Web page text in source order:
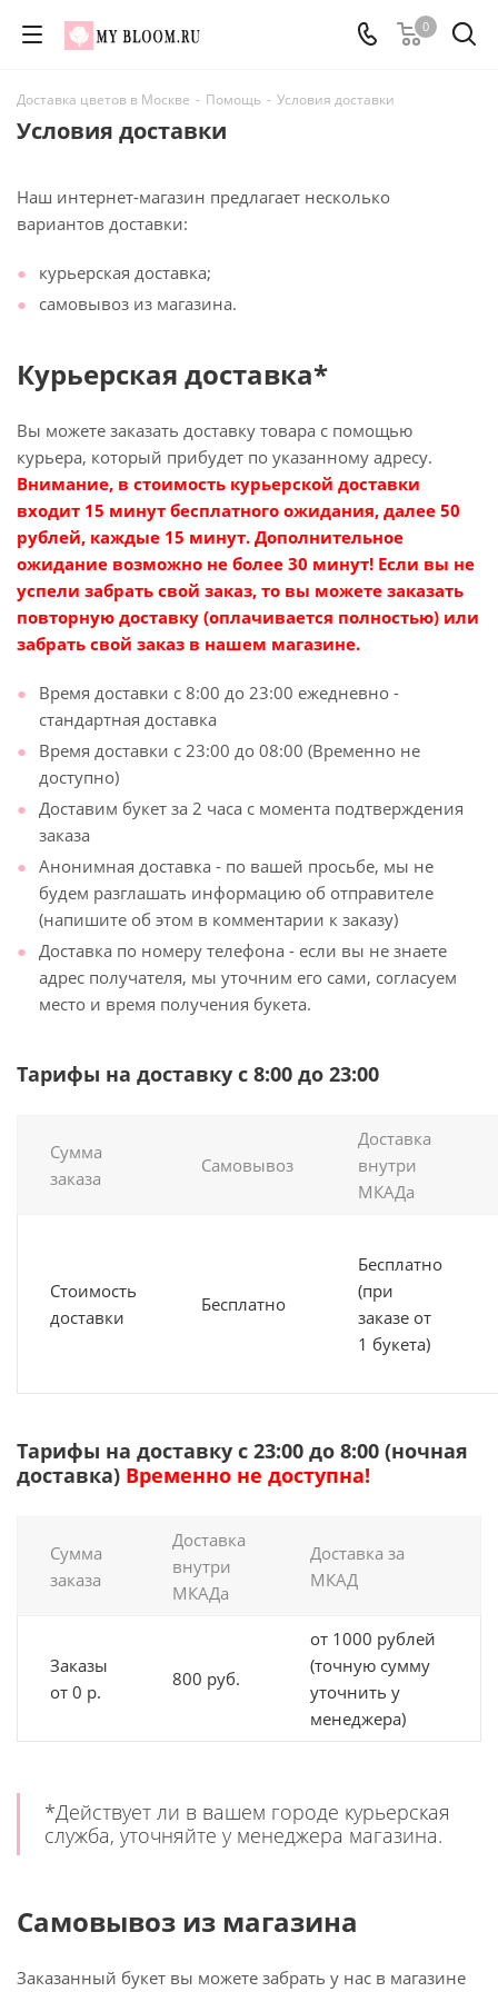
0
Доставка цветов в Москве - Помощь - Условия доставки
Условия доставки
Наш интернет-магазин предлагает несколько
вариантов доставки:
курьерская доставка;
самовывоз из магазина.
Курьерская доставка*
Вы можете заказать доставку товара с помощью
курьера, который прибудет по указанному адресу.
Внимание, в стоимость курьерской доставки
входит 15 минут бесплатного ожидания, далее 50
рублей, каждые 15 минут. Дополнительное
ожидание возможно не более 30 минут! Если вы не
успели забрать свой заказ, то вы можете заказать
повторную доставку (оплачивается полностью) или
забрать свой заказ в нашем магазине.
Время доставки с 8:00 до 23:00 ежедневно -
стандартная доставка
Время доставки с 23:00 до 08:00 (Временно не
доступно)
Доставим букет за 2 часа с момента подтверждения
заказа
Анонимная доставка - по вашей просьбе, мы не
будем разглашать информацию об отправителе
(напишите об этом в комментарии к заказу)
Доставка по номеру телефона - если вы не знаете
адрес получателя, мы уточним его сами, согласуем
место и время получения букета.
Тарифы на доставку с 8:00 до 23:00
Сумма
заказа
Самовывоз
Доставка
внутри
МКАДа
Стоимость
доставки
Бесплатно
Бесплатно
(при
заказе от
1 букета)
Тарифы на доставку с 23:00 до 8:00 (ночная
доставка) Временно не доступна!
Сумма
заказа
Доставка
внутри
МКАДа
Доставка за
МКАД
Заказы
от 0 р.
800 руб.
от 1000 рублей
(точную сумму
уточнить у
менеджера)
*Действует ли в вашем городе курьерская
служба, уточняйте у менеджера магазина.
Самовывоз из магазина
Заказанный букет вы можете забрать у нас в магазине